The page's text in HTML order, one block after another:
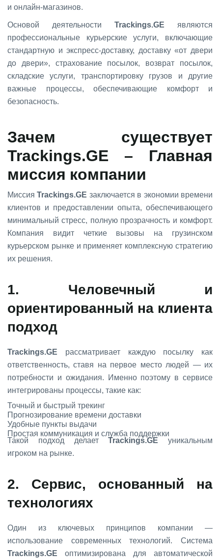
и онлайн-магазинов.
Основой деятельности Trackings.GE являются
профессиональные курьерские услуги, включающие
стандартную и экспресс-доставку, доставку «от двери
до двери», страхование посылок, возврат посылок,
складские услуги, транспортировку грузов и другие
важные процессы, обеспечивающие комфорт и
безопасность.
Зачем существует
Trackings.GE – Главная
миссия компании
МиссияTrackings.GE заключается в экономии времени
клиентов и предоставлении опыта, обеспечивающего
минимальный стресс, полную прозрачность и комфорт.
Компания видит четкие вызовы на грузинском
курьерском рынке и применяет комплексную стратегию
их решения.
1. Человечный и
ориентированный на клиента
подход
Trackings.GE рассматривает каждую посылку как
ответственность, ставя на первое место людей — их
потребности и ожидания. Именно поэтому в сервисе
интегрированы процессы, такие как:
Точный и быстрый трекинг
Прогнозирование времени доставки
Удобные пункты выдачи
Простая коммуникация и служба поддержки
Такой подход делаетTrackings.GE уникальным
игроком на рынке.
2. Сервис, основанный на
технологиях
Один из ключевых принципов компании —
использование современных технологий. Система
Trackings.GE оптимизирована для автоматической